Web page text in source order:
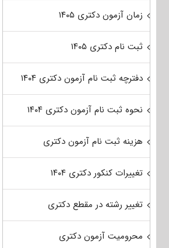
زمان آزمون دکتری ۱۴۰۵
ثبت نام دکتری ۱۴۰۵
دفترچه ثبت نام آزمون دکتری ۱۴۰۴
نحوه ثبت نام آزمون دکتری ۱۴۰۴
هزینه ثبت نام آزمون دکتری
تغییرات کنکور دکتری ۱۴۰۴
تغییر رشته در مقطع دکتری
محرومیت آزمون دکتری